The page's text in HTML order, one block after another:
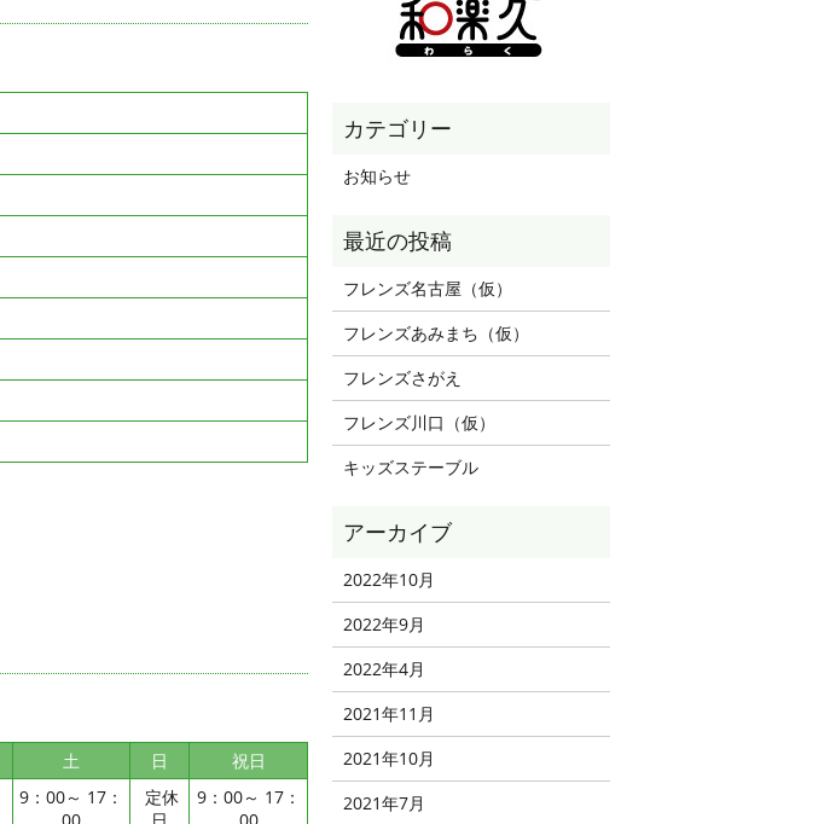
土 日
祝日
9：00～ 17：
定休
9：00～ 17：
お知らせ
フレンズ名古屋（仮）
フレンズあみまち（仮）
フレンズさがえ
フレンズ川口（仮）
キッズステーブル
2022年10月
2022年9月
2022年4月
2021年11月
2021年10月
2021年7月